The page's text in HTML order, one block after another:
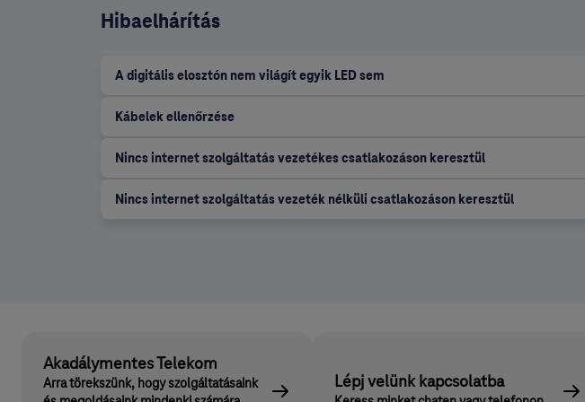
Hibaelhárítás
A digitális elosztón nem világít egyik LED sem
Kábelek ellenőrzése
Nincs internet szolgáltatás vezetékes csatlakozáson keresztül
Nincs internet szolgáltatás vezeték nélküli csatlakozáson keresztül
Akadálymentes Telekom
Arra törekszünk, hogy szolgáltatásaink
Lépj velünk kapcsolatba